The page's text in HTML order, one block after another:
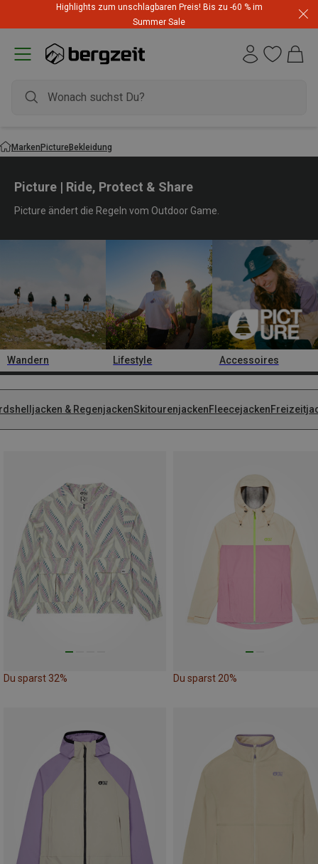
Highlights zum unschlagbaren Preis! Bis zu -60 % im
Summer Sale
MarkenPictureBekleidung
Picture | Ride, Protect & Share
Picture ändert die Regeln vom Outdoor Game.
Wandern Lifestyle Accessoires
& RegenjackenSkitourenjackenFleecejacken
Du sparst 32% Du sparst 20%